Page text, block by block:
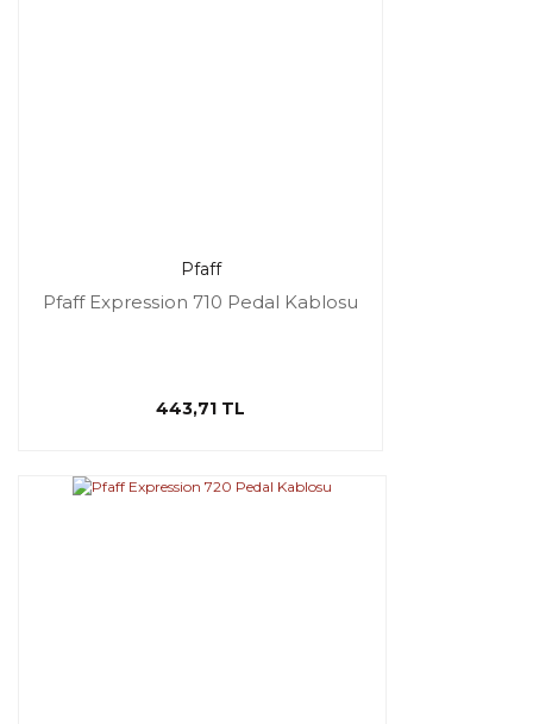
Pfaff
Pfaff Expression 710 Pedal Kablosu
443,71 TL